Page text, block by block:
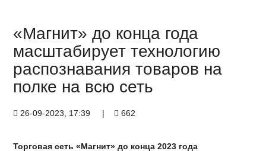
«Магнит» до конца года
масштабирует технологию
распознавания товаров на
полке на всю сеть
26-09-2023, 17:39 | 662
Торговая сеть «Магнит» до конца 2023 года